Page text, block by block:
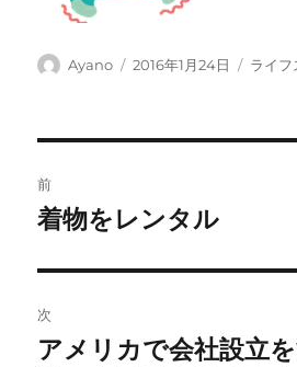
投
Ayano
投
2016年1月24日
カ
ライフ
稿
ビ
ゲ
前
前
投
稿:
着物をレンタル
次
次
アメリカで会社設立